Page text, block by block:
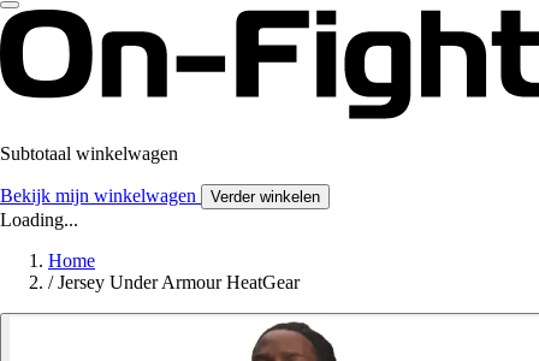
Subtotaal winkelwagen
Bekijk mijn winkelwagen Verder winkelen
Loading...
Home
/ Jersey Under Armour HeatGear